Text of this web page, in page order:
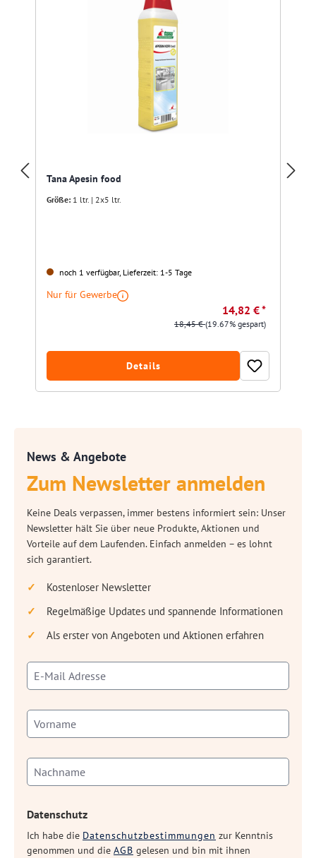
Tana Apesin food
Größe: 1 ltr. | 2x5 ltr.
noch 1 verfügbar, Lieferzeit: 1-5 Tage
Nur für Gewerbe
14,82 € *
18,45 €(19.67% gespart)
Details
News & Angebote
Zum Newsletter anmelden
Keine Deals verpassen, immer bestens informiert sein: Unser
Newsletter hält Sie über neue Produkte, Aktionen und
Vorteile auf dem Laufenden. Einfach anmelden – es lohnt
sich garantiert.
Kostenloser Newsletter
Regelmäßige Updates und spannende Informationen
Als erster von Angeboten und Aktionen erfahren
Datenschutz
Ich habe die Datenschutzbestimmungen zur Kenntnis
genommen und die AGB gelesen und bin mit ihnen